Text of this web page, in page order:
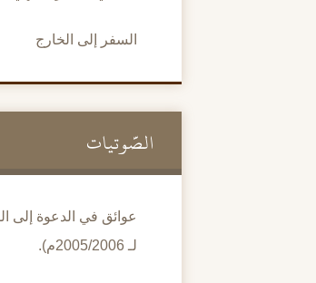
السفر إلى الخارج
الصَّوتيات
لـ 2005/2006م).